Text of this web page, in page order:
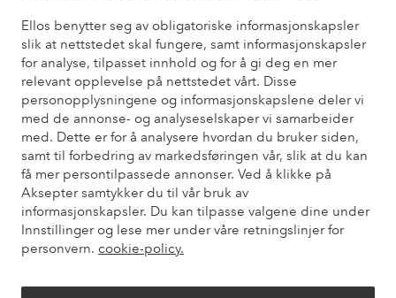
Ellos benytter seg av obligatoriske informasjonskapsler
slik at nettstedet skal fungere, samt informasjonskapsler
for analyse, tilpasset innhold og for å gi deg en mer
relevant opplevelse på nettstedet vårt. Disse
personopplysningene og informasjonskapslene deler vi
med de annonse- og analyseselskaper vi samarbeider
med. Dette er for å analysere hvordan du bruker siden,
samt til forbedring av markedsføringen vår, slik at du kan
få mer persontilpassede annonser. Ved å klikke på
Aksepter samtykker du til vår bruk av
informasjonskapsler. Du kan tilpasse valgene dine under
Innstillinger og lese mer under våre retningslinjer for
personvern. cookie-policy.
Vilkår
Venner
Sikre betalinger - Betal direkte eller del opp
Vil du vite mer om våre betalingsalternativer?
elpy elpy
Norge - Velg land